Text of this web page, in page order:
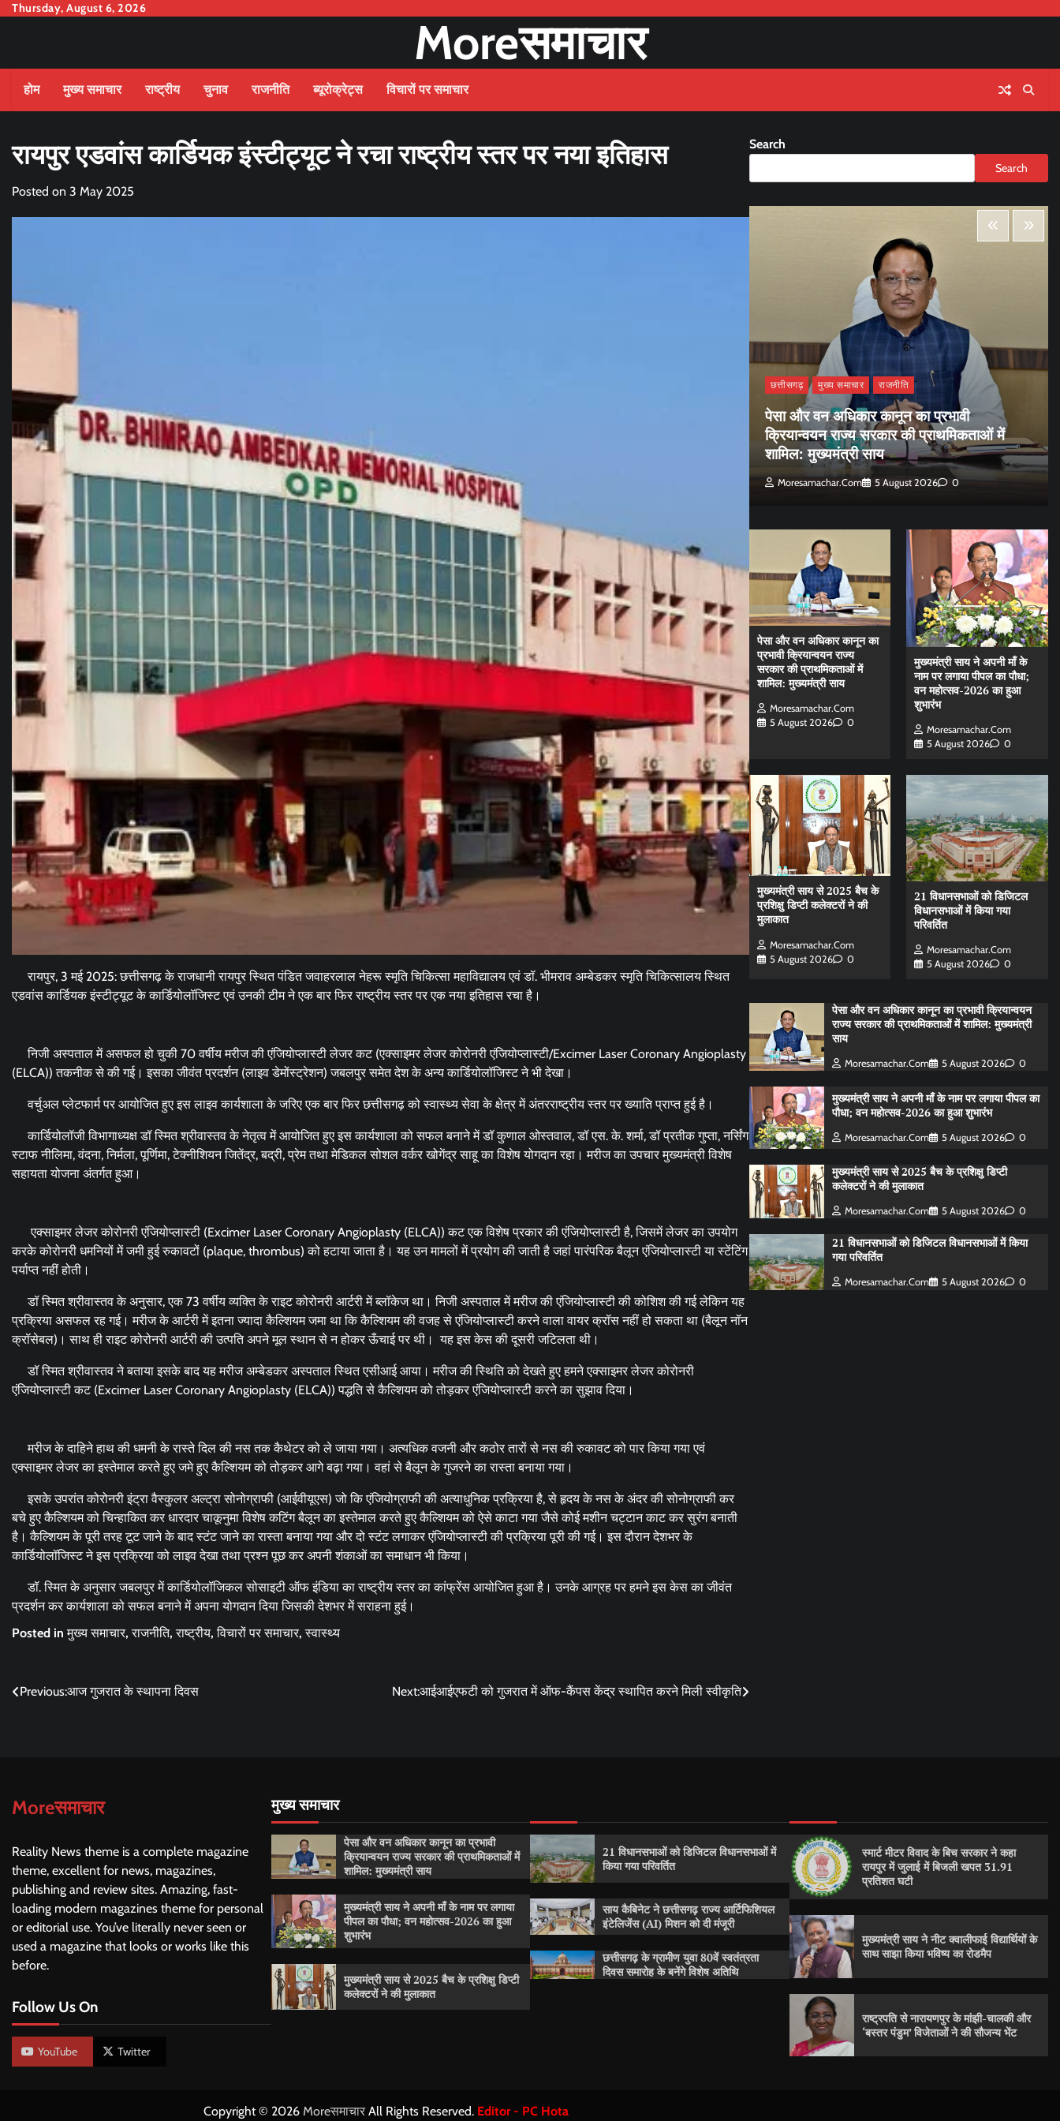
SkipThursday, August 6, 2026
Moreसमाचार
होम मुख्य समाचार राष्ट्रीय चुनाव राजनीति ब्यूरोक्रेट्स विचारों पर समाचार
रायपुर एडवांस कार्डियक इंस्टीट्यूट ने रचा राष्ट्रीय स्तर पर नया इतिहास
Posted on 3 May 2025
रायपुर, 3 मई 2025: छत्तीसगढ़ के राजधानी रायपुर स्थित पंडित जवाहरलाल नेहरू स्मृति चिकित्सा महाविद्यालय एवं डॉ. भीमराव अम्बेडकर स्मृति चिकित्सालय स्थित
एडवांस कार्डियक इंस्टीट्यूट के कार्डियोलॉजिस्ट एवं उनकी टीम ने एक बार फिर राष्ट्रीय स्तर पर एक नया इतिहास रचा है।
निजी अस्पताल में असफल हो चुकी 70 वर्षीय मरीज की एंजियोप्लास्टी लेजर कट (एक्साइमर लेजर कोरोनरी एंजियोप्लास्टी/Excimer Laser Coronary Angioplasty
(ELCA)) तकनीक से की गई। इसका जीवंत प्रदर्शन (लाइव डेमोंस्ट्रेशन) जबलपुर समेत देश के अन्य कार्डियोलॉजिस्ट ने भी देखा।
वर्चुअल प्लेटफार्म पर आयोजित हुए इस लाइव कार्यशाला के जरिए एक बार फिर छत्तीसगढ़ को स्वास्थ्य सेवा के क्षेत्र में अंतरराष्ट्रीय स्तर पर ख्याति प्राप्त हुई है।
कार्डियोलॉजी विभागाध्यक्ष डॉ स्मित श्रीवास्तव के नेतृत्व में आयोजित हुए इस कार्यशाला को सफल बनाने में डॉ कुणाल ओस्तवाल, डॉ एस. के. शर्मा, डॉ प्रतीक गुप्ता, नर्सिंग
स्टाफ नीलिमा, वंदना, निर्मला, पूर्णिमा, टेक्नीशियन जितेंद्र, बद्री, प्रेम तथा मेडिकल सोशल वर्कर खोगेंद्र साहू का विशेष योगदान रहा। मरीज का उपचार मुख्यमंत्री विशेष
सहायता योजना अंतर्गत हुआ।
एक्साइमर लेजर कोरोनरी एंजियोप्लास्टी (Excimer Laser Coronary Angioplasty (ELCA)) कट एक विशेष प्रकार की एंजियोप्लास्टी है, जिसमें लेजर का उपयोग
करके कोरोनरी धमनियों में जमी हुई रुकावटों (plaque, thrombus) को हटाया जाता है। यह उन मामलों में प्रयोग की जाती है जहां पारंपरिक बैलून एंजियोप्लास्टी या स्टेंटिंग
पर्याप्त नहीं होती।
डॉ स्मित श्रीवास्तव के अनुसार, एक 73 वर्षीय व्यक्ति के राइट कोरोनरी आर्टरी में ब्लॉकेज था। निजी अस्पताल में मरीज की एंजियोप्लास्टी की कोशिश की गई लेकिन यह
प्रक्रिया असफल रह गई। मरीज के आर्टरी में इतना ज्यादा कैल्शियम जमा था कि कैल्शियम की वजह से एंजियोप्लास्टी करने वाला वायर क्रॉस नहीं हो सकता था (बैलून नॉन
क्रॉसेबल)। साथ ही राइट कोरोनरी आर्टरी की उत्पति अपने मूल स्थान से न होकर ऊँचाई पर थी। यह इस केस की दूसरी जटिलता थी।
डॉ स्मित श्रीवास्तव ने बताया इसके बाद यह मरीज अम्बेडकर अस्पताल स्थित एसीआई आया। मरीज की स्थिति को देखते हुए हमने एक्साइमर लेजर कोरोनरी
एंजियोप्लास्टी कट (Excimer Laser Coronary Angioplasty (ELCA)) पद्धति से कैल्शियम को तोड़कर एंजियोप्लास्टी करने का सुझाव दिया।
मरीज के दाहिने हाथ की धमनी के रास्ते दिल की नस तक कैथेटर को ले जाया गया। अत्यधिक वजनी और कठोर तारों से नस की रुकावट को पार किया गया एवं
एक्साइमर लेजर का इस्तेमाल करते हुए जमे हुए कैल्शियम को तोड़कर आगे बढ़ा गया। वहां से बैलून के गुजरने का रास्ता बनाया गया।
इसके उपरांत कोरोनरी इंट्रा वैस्कुलर अल्ट्रा सोनोग्राफी (आईवीयूएस) जो कि एंजियोग्राफी की अत्याधुनिक प्रक्रिया है, से हृदय के नस के अंदर की सोनोग्राफी कर
बचे हुए कैल्शियम को चिन्हाकित कर धारदार चाकूनुमा विशेष कटिंग बैलून का इस्तेमाल करते हुए कैल्शियम को ऐसे काटा गया जैसे कोई मशीन चट्टान काट कर सुरंग बनाती
है। कैल्शियम के पूरी तरह टूट जाने के बाद स्टंट जाने का रास्ता बनाया गया और दो स्टंट लगाकर एंजियोप्लास्टी की प्रक्रिया पूरी की गई। इस दौरान देशभर के
कार्डियोलॉजिस्ट ने इस प्रक्रिया को लाइव देखा तथा प्रश्न पूछ कर अपनी शंकाओं का समाधान भी किया।
डॉ. स्मित के अनुसार जबलपुर में कार्डियोलॉजिकल सोसाइटी ऑफ इंडिया का राष्ट्रीय स्तर का कांफ्रेंस आयोजित हुआ है। उनके आग्रह पर हमने इस केस का जीवंत
प्रदर्शन कर कार्यशाला को सफल बनाने में अपना योगदान दिया जिसकी देशभर में सराहना हुई।
Posted inमुख्य समाचार,राजनीति,राष्ट्रीय,विचारों पर समाचार,स्वास्थ्य
Post
Previous:आज गुजरात के स्थापना दिवस Next:आईआईएफटी को गुजरात में ऑफ-कैंपस केंद्र स्थापित करने मिली स्वीकृति
Search
Search
Moresamachar.com
छत्तीसगढ़ मुख्य समाचार राजनीति
पेसा और वन अधिकार कानून का प्रभावी
क्रियान्वयन राज्य सरकार की प्राथमिकताओं में
शामिल: मुख्यमंत्री साय
Moresamachar.com 5 August 2026 0
पेसा और वन अधिकार कानून का
प्रभावी क्रियान्वयन राज्य
सरकार की प्राथमिकताओं में
शामिल: मुख्यमंत्री साय
Moresamachar.com
5 August 2026
0
मुख्यमंत्री साय ने अपनी माँ के
नाम पर लगाया पीपल का पौधा;
वन महोत्सव-2026 का हुआ
शुभारंभ
Moresamachar.com
5 August 2026
0
मुख्यमंत्री साय से 2025 बैच के
प्रशिक्षु डिप्टी कलेक्टरों ने की
मुलाकात
Moresamachar.com
5 August 2026
0
21 विधानसभाओं को डिजिटल
विधानसभाओं में किया गया
परिवर्तित
Moresamachar.com
5 August 2026
0
पेसा और वन अधिकार कानून का प्रभावी क्रियान्वयन
राज्य सरकार की प्राथमिकताओं में शामिल: मुख्यमंत्री
साय
Moresamachar.com 5 August 2026 0
मुख्यमंत्री साय ने अपनी माँ के नाम पर लगाया पीपल का
पौधा; वन महोत्सव-2026 का हुआ शुभारंभ
Moresamachar.com 5 August 2026 0
मुख्यमंत्री साय से 2025 बैच के प्रशिक्षु डिप्टी
कलेक्टरों ने की मुलाकात
Moresamachar.com 5 August 2026 0
21 विधानसभाओं को डिजिटल विधानसभाओं में किया
गया परिवर्तित
Moresamachar.com 5 August 2026 0
Moreसमाचार
Reality News theme is a complete magazine
theme, excellent for news, magazines,
publishing and review sites. Amazing, fast-
loading modern magazines theme for personal
or editorial use. You’ve literally never seen or
used a magazine that looks or works like this
before.
Follow Us On
YouTube Twitter
मुख्य समाचार
पेसा और वन अधिकार कानून का प्रभावी
क्रियान्वयन राज्य सरकार की प्राथमिकताओं में
शामिल: मुख्यमंत्री साय
मुख्यमंत्री साय ने अपनी माँ के नाम पर लगाया
पीपल का पौधा; वन महोत्सव-2026 का हुआ
शुभारंभ
मुख्यमंत्री साय से 2025 बैच के प्रशिक्षु डिप्टी
कलेक्टरों ने की मुलाकात
21 विधानसभाओं को डिजिटल विधानसभाओं में
किया गया परिवर्तित
साय कैबिनेट ने छत्तीसगढ़ राज्य आर्टिफिशियल
इंटेलिजेंस (AI) मिशन को दी मंजूरी
छत्तीसगढ़ के ग्रामीण युवा 80वें स्वतंत्रता
दिवस समारोह के बनेंगे विशेष अतिथि
स्मार्ट मीटर विवाद के बिच सरकार ने कहा
रायपुर में जुलाई में बिजली खपत 31.91
प्रतिशत घटी
मुख्यमंत्री साय ने नीट क्वालीफाई विद्यार्थियों के
साथ साझा किया भविष्य का रोडमैप
राष्ट्रपति से नारायणपुर के मांझी-चालकी और
‘बस्तर पंडुम’ विजेताओं ने की सौजन्य भेंट
Copyright © 2026 MoreसमाचारAll Rights Reserved. Editor - PC Hota